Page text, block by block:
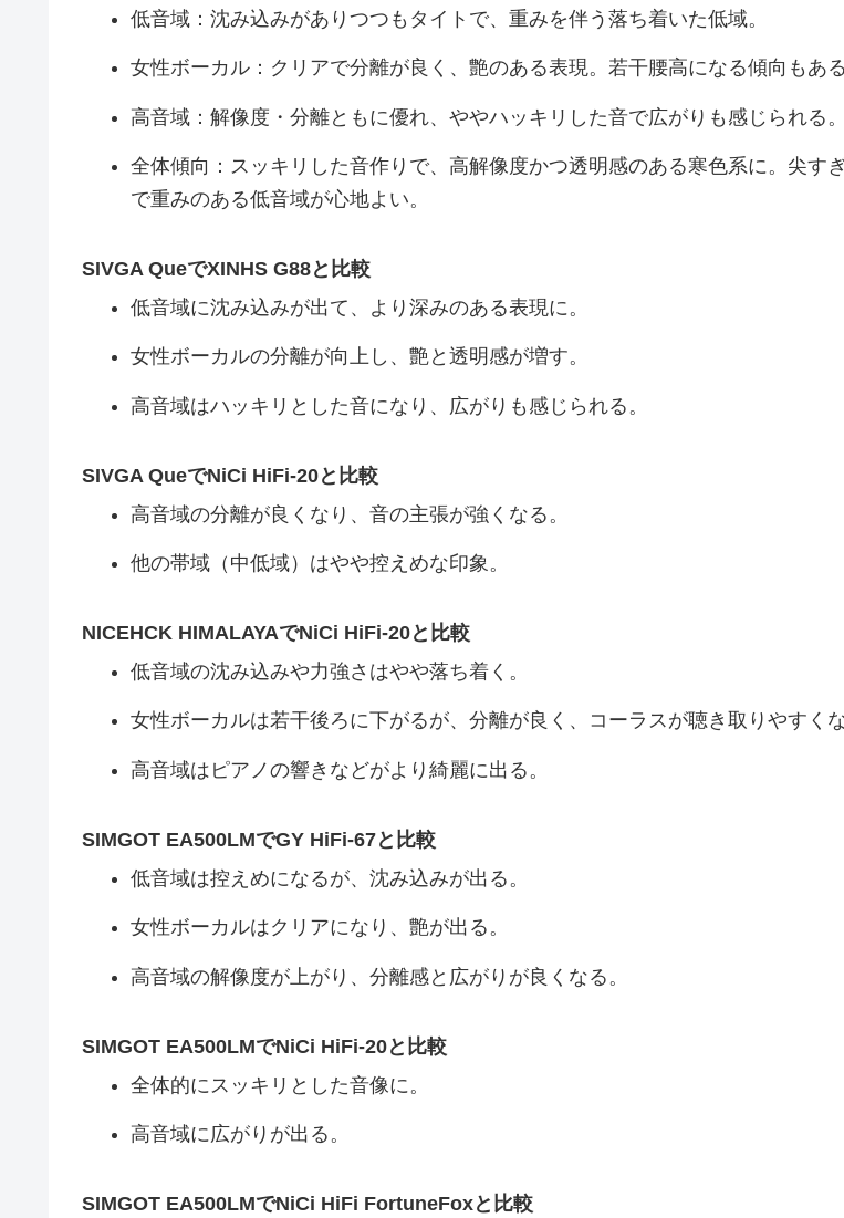
低音域：沈み込みがありつつもタイトで、重みを伴う落ち着いた低域。
女性ボーカル：クリアで分離が良く、艶のある表現。若干腰高になる傾向もある
高音域：解像度・分離ともに優れ、ややハッキリした音で広がりも感じられる。
全体傾向：スッキリした音作りで、高解像度かつ透明感のある寒色系に。尖す
で重みのある低音域が心地よい。
SIVGA QueでXINHS G88と比較
低音域に沈み込みが出て、より深みのある表現に。
女性ボーカルの分離が向上し、艶と透明感が増す。
高音域はハッキリとした音になり、広がりも感じられる。
SIVGA QueでNiCi HiFi-20と比較
高音域の分離が良くなり、音の主張が強くなる。
他の帯域（中低域）はやや控えめな印象。
NICEHCK HIMALAYAでNiCi HiFi-20と比較
低音域の沈み込みや力強さはやや落ち着く。
女性ボーカルは若干後ろに下がるが、分離が良く、コーラスが聴き取りやすくな
高音域はピアノの響きなどがより綺麗に出る。
SIMGOT EA500LMでGY HiFi-67と比較
低音域は控えめになるが、沈み込みが出る。
女性ボーカルはクリアになり、艶が出る。
高音域の解像度が上がり、分離感と広がりが良くなる。
SIMGOT EA500LMでNiCi HiFi-20と比較
全体的にスッキリとした音像に。
高音域に広がりが出る。
SIMGOT EA500LMでNiCi HiFi FortuneFoxと比較